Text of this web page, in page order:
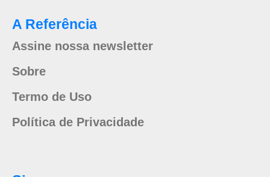
A Referência
Assine nossa newsletter
Sobre
Termo de Uso
Política de Privacidade